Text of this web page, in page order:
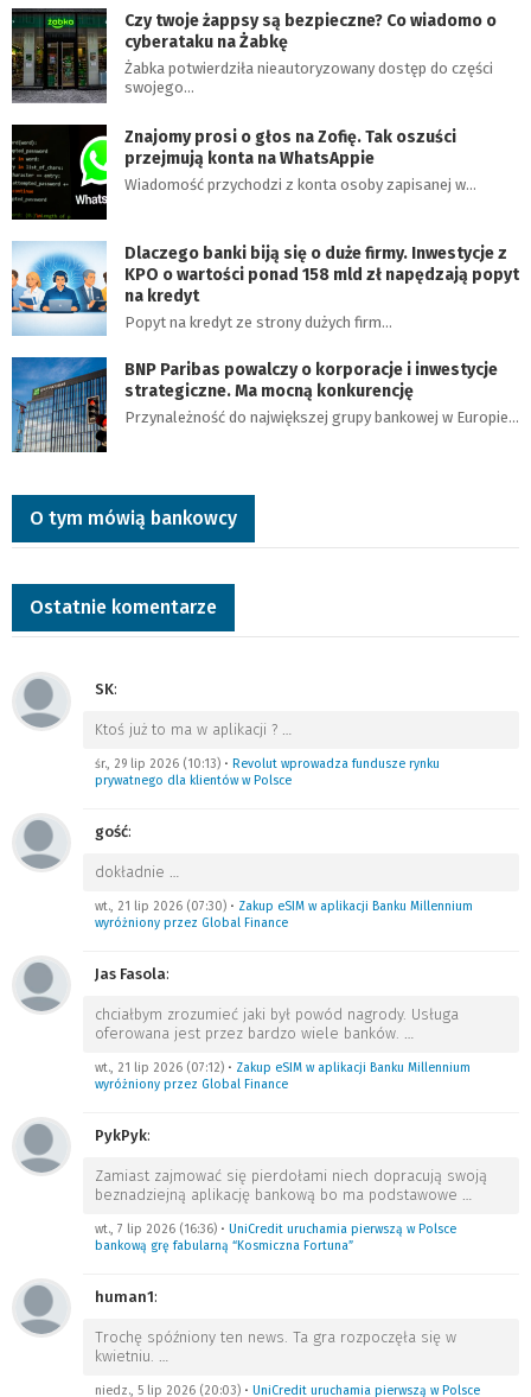
Czy twoje żappsy są bezpieczne? Co wiadomo o
cyberataku na Żabkę
Żabka potwierdziła nieautoryzowany dostęp do części
swojego…
Znajomy prosi o głos na Zofię. Tak oszuści
przejmują konta na WhatsAppie
Wiadomość przychodzi z konta osoby zapisanej w…
Dlaczego banki biją się o duże firmy. Inwestycje z
KPO o wartości ponad 158 mld zł napędzają popyt
na kredyt
Popyt na kredyt ze strony dużych firm…
BNP Paribas powalczy o korporacje i inwestycje
strategiczne. Ma mocną konkurencję
Przynależność do największej grupy bankowej w Europie…
O tym mówią bankowcy
Ostatnie komentarze
SK:
Ktoś już to ma w aplikacji ? …
śr., 29 lip 2026 (10:13) • Revolut wprowadza fundusze rynku
prywatnego dla klientów w Polsce
gość:
dokładnie …
wt., 21 lip 2026 (07:30) • Zakup eSIM w aplikacji Banku Millennium
wyróżniony przez Global Finance
Jas Fasola:
chciałbym zrozumieć jaki był powód nagrody. Usługa
oferowana jest przez bardzo wiele banków. …
wt., 21 lip 2026 (07:12) • Zakup eSIM w aplikacji Banku Millennium
wyróżniony przez Global Finance
PykPyk:
Zamiast zajmować się pierdołami niech dopracują swoją
beznadziejną aplikację bankową bo ma podstawowe …
wt., 7 lip 2026 (16:36) • UniCredit uruchamia pierwszą w Polsce
bankową grę fabularną “Kosmiczna Fortuna”
human1:
Trochę spóźniony ten news. Ta gra rozpoczęła się w
kwietniu. …
niedz., 5 lip 2026 (20:03) • UniCredit uruchamia pierwszą w Polsce